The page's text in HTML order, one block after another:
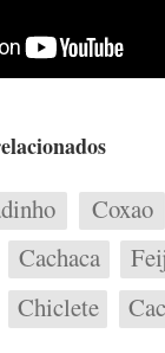
Coxao
Cachaca
Chiclete